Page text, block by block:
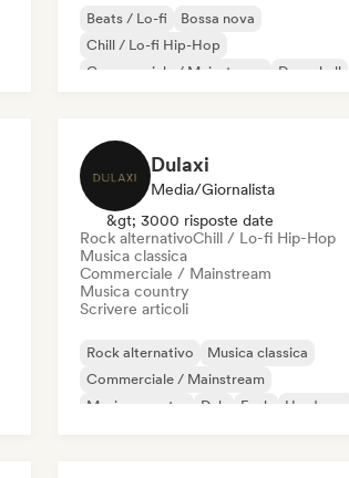
Beats / Lo-fi
Bossa nova
Chill / Lo-fi Hip-Hop
Commerciale / Mainstream
Dancehall
Dulaxi
Media/Giornalista
&gt; 3000 risposte date
Rock alternativoChill / Lo-fi Hip-Hop
Musica classica
Commerciale / Mainstream
Musica country
Scrivere articoli
Rock alternativo
Musica classica
Commerciale / Mainstream
Musica country
Dub Funk
Hardcore